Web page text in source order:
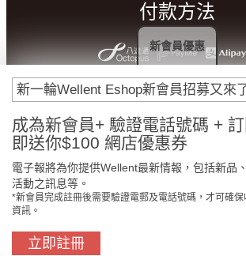
付款方法
門市免費自取 原裝行貨
新一輪Wellent Eshop新會員招募又來
成為新會員+ 驗證電話號碼 +
即送你$100 網店優惠券
電子報將為你提供Wellent最新情報，包括新品
活動之訊息等。
*新會員完成註冊後需要驗證電郵及電話號碼，才可確
資訊。
立即註冊
新會員優惠